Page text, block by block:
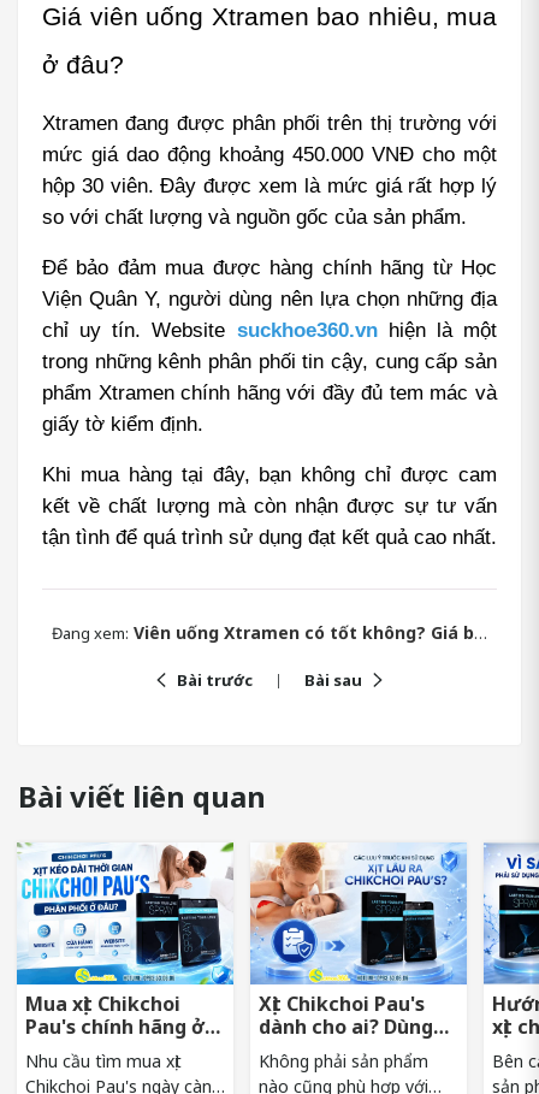
Giá viên uống Xtramen bao nhiêu, mua
ở đâu?
Xtramen đang được phân phối trên thị trường với
mức giá dao động khoảng 450.000 VNĐ cho một
hộp 30 viên. Đây được xem là mức giá rất hợp lý
so với chất lượng và nguồn gốc của sản phẩm.
Để bảo đảm mua được hàng chính hãng từ Học
Viện Quân Y, người dùng nên lựa chọn những địa
chỉ uy tín. Website suckhoe360.vn hiện là một
trong những kênh phân phối tin cậy, cung cấp sản
phẩm Xtramen chính hãng với đầy đủ tem mác và
giấy tờ kiểm định.
Khi mua hàng tại đây, bạn không chỉ được cam
kết về chất lượng mà còn nhận được sự tư vấn
tận tình để quá trình sử dụng đạt kết quả cao nhất.
Đang xem: Viên uống Xtramen có tốt không? Giá bao nhiêu?
Bài trước Bài sau
Bài viết liên quan
Mua xịt Chikchoi
Pau's chính hãng ở
đâu tránh hàng giả?
Nhu cầu tìm mua xịt
Chikchoi Pau's ngày càng
Xịt Chikchoi Pau's
dành cho ai? Dùng
có nóng rát không?
Không phải sản phẩm
nào cũng phù hợp với
xịt
sớm
Bên
sản